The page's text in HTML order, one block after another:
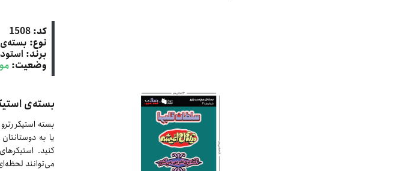
کد: 1508
نوع:
برند:
وضعیت:
بسته‌ی
بسته استیکر
یا به
کنید.
می‌توانند